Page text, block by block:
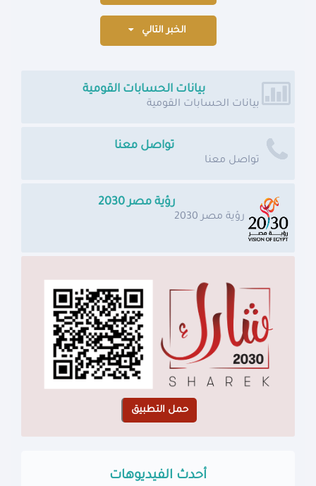
الخبر التالي
بيانات الحسابات القومية
بيانات الحسابات القومية
تواصل معنا
تواصل معنا
رؤية مصر 2030
رؤية مصر 2030
أحدث الفيديوهات